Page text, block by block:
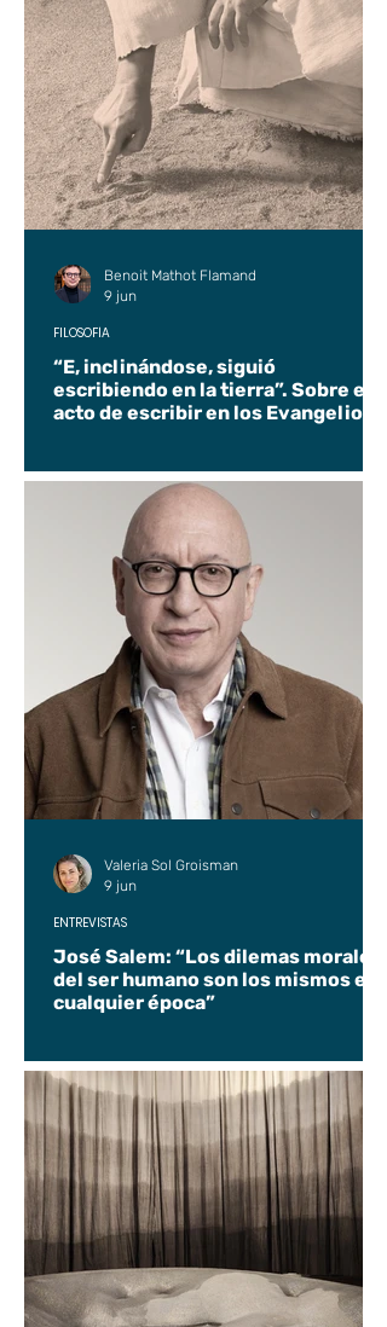
“E, inclinándose, siguió
escribiendo en la tierra”. Sobre el
acto de escribir en los Evangelios.
FILOSOFÍA
Benoit Mathot Flamand
9 jun
José Salem: “Los dilemas morales
del ser humano son los mismos en
cualquier época”
ENTREVISTAS
Valeria Sol Groisman
9 jun